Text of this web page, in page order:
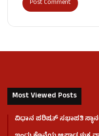
Most Viewed Posts
ವಿಧಾನ ಪರಿಷತ್ ಸಭಾಪತಿ